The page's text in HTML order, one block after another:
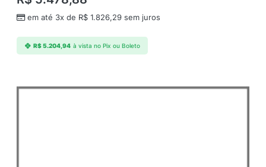
em até 3x de R$ 1.826,29 sem juros
R$5.204,94 à vista no Pix ou Boleto